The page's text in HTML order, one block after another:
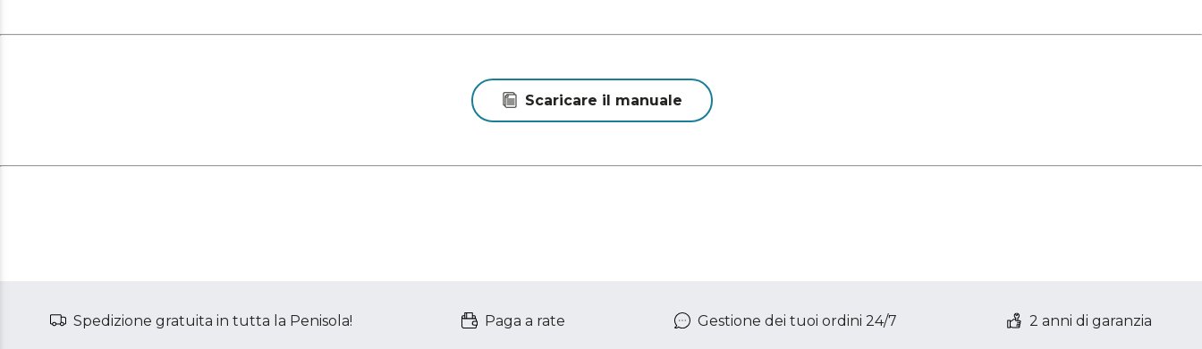
Scaricare il manuale
Spedizione gratuita in tutta la Penisola! Paga a rate Gestione dei tuoi ordini 24/7 2 anni di garanzia